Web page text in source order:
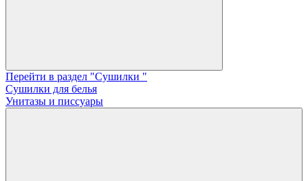
Перейти в раздел "Сушилки "
Сушилки для белья
Унитазы и писсуары